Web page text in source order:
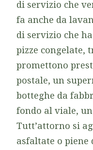
di servizio che
fa anche da
di servizio che
pizze congelate,
promettono
postale, un
botteghe da
fondo al viale,
Tutt’attorno si
asfaltate o piene